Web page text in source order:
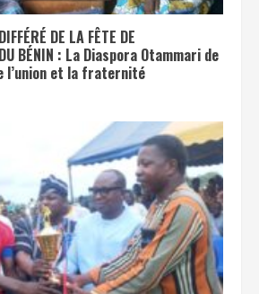
DE LA FÊTE DE
DU BÉNIN : La Diaspora Otammari de
l’union et la fraternité